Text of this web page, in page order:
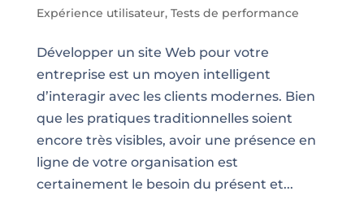
Expérience utilisateur, Tests de performance
Développer un site Web pour votre
entreprise est un moyen intelligent
d’interagir avec les clients modernes. Bien
que les pratiques traditionnelles soient
encore très visibles, avoir une présence en
ligne de votre organisation est
certainement le besoin du présent et...